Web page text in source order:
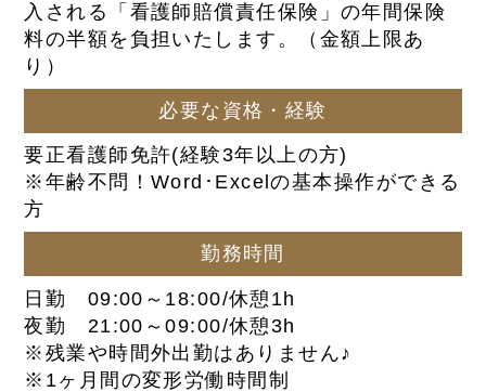
入される「看護師賠償責任保険」の年間保険
料の半額を負担いたします。（金額上限あ
り）
必要な資格・経験
要正看護師免許(経験3年以上の方)
※年齢不問！Word･Excelの基本操作ができる
方
勤務時間
日勤 09:00～18:00/休憩1h
夜勤 21:00～09:00/休憩3h
※残業や時間外出勤はありません♪
※1ヶ月間の変形労働時間制